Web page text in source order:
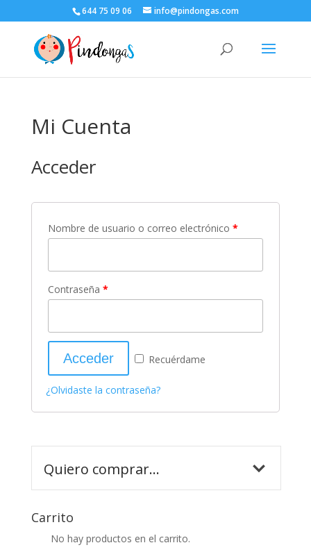
644 75 09 06 info@pindongas.com
Mi Cuenta
Acceder
Nombre de usuario o correo electrónico *
Contraseña *
Recuérdame
¿Olvidaste la contraseña?
Carrito
No hay productos en el carrito.